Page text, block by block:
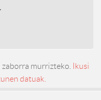
murrizteko.
Ikusi
datuak.